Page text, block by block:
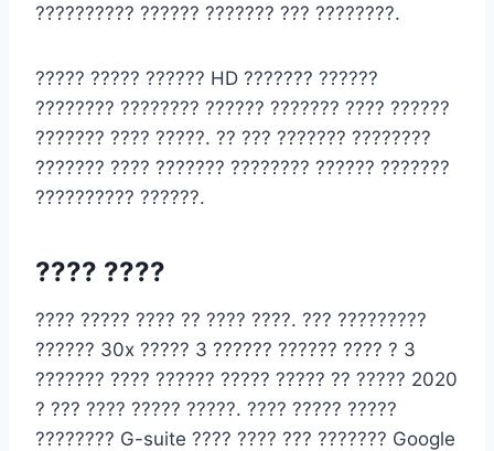
?????????? ?????? ??????? ??? ????????.
????? ????? ?????? HD ??????? ??????
???????? ???????? ?????? ??????? ???? ??????
??????? ???? ?????. ?? ??? ??????? ????????
??????? ???? ??????? ???????? ?????? ???????
?????????? ??????.
???? ????
???? ????? ???? ?? ???? ????. ??? ?????????
?????? 30x ????? 3 ?????? ?????? ???? ? 3
??????? ???? ?????? ????? ????? ?? ????? 2020
? ??? ???? ????? ?????. ???? ????? ?????
???????? G-suite ???? ???? ??? ??????? Google